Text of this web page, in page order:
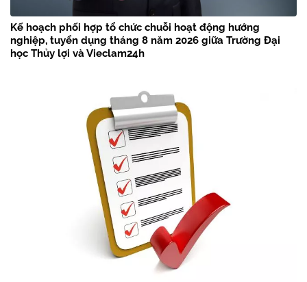
Kế hoạch phối hợp tổ chức chuỗi hoạt động hướng
nghiệp, tuyển dụng tháng 8 năm 2026 giữa Trường Đại
học Thủy lợi và Vieclam24h